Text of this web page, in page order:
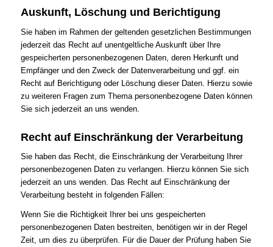
Auskunft, Löschung und Berichtigung
Sie haben im Rahmen der geltenden gesetzlichen Bestimmungen
jederzeit das Recht auf unentgeltliche Auskunft über Ihre
gespeicherten personenbezogenen Daten, deren Herkunft und
Empfänger und den Zweck der Datenverarbeitung und ggf. ein
Recht auf Berichtigung oder Löschung dieser Daten. Hierzu sowie
zu weiteren Fragen zum Thema personenbezogene Daten können
Sie sich jederzeit an uns wenden.
Recht auf Einschränkung der Verarbeitung
Sie haben das Recht, die Einschränkung der Verarbeitung Ihrer
personenbezogenen Daten zu verlangen. Hierzu können Sie sich
jederzeit an uns wenden. Das Recht auf Einschränkung der
Verarbeitung besteht in folgenden Fällen:
Wenn Sie die Richtigkeit Ihrer bei uns gespeicherten
personenbezogenen Daten bestreiten, benötigen wir in der Regel
Zeit, um dies zu überprüfen. Für die Dauer der Prüfung haben Sie